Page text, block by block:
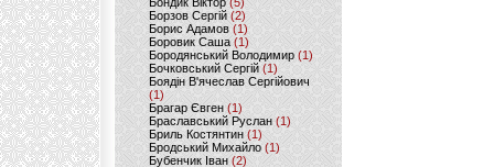
Борзов Сергiй (2)
Борис Адамов(1)
Боровик Саша (1)
Бородянський Володимир (1)
Бочковський Сергій (1)
Боядін В'ячеслав Сергійович
(1)
Брагар Євген (1)
Браславський Руслан (1)
Бриль Костянтин (1)
Бродський Михайло (1)
Бубенчик Іван(2)